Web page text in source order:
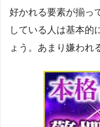
好かれる要素が揃っ
している人は基本的
ょう。あまり嫌われ